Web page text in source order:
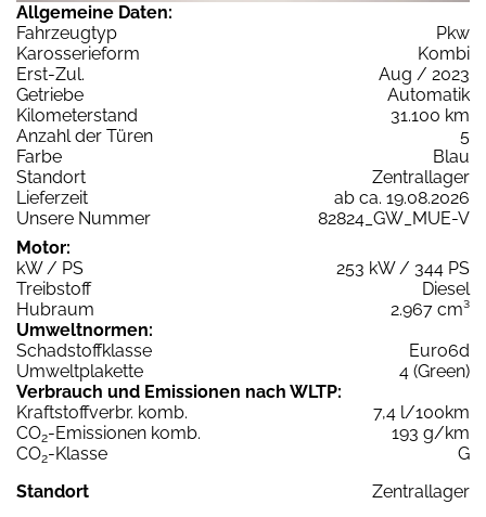
Allgemeine Daten:
Fahrzeugtyp
Pkw
Karosserieform
Kombi
Erst-Zul.
Aug / 2023
Getriebe
Automatik
Kilometerstand
31.100 km
Anzahl der Türen
5
Farbe
Blau
Standort
Zentrallager
Lieferzeit
ab ca. 19.08.2026
Unsere Nummer
82824_GW_MUE-V
Motor:
kW / PS
253 kW / 344 PS
Treibstoff
Diesel
Hubraum
2.967 cm³
Umweltnormen:
Schadstoffklasse
Euro6d
Umweltplakette
4 (Green)
Verbrauch und Emissionen nach WLTP:
Kraftstoffverbr. komb.
7,4 l/100km
CO2-Emissionen komb.
193 g/km
CO2-Klasse
G
Standort
Zentrallager